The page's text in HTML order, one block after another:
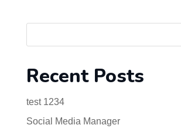
Recent Posts
test 1234
Social Media Manager